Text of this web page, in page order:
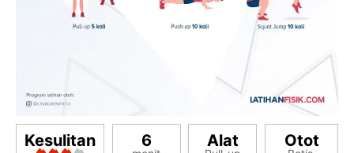
Kesulitan 6 Alat Otot